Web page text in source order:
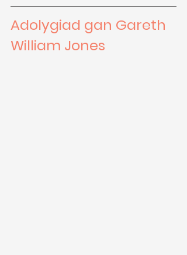
Adolygiad gan Gareth
William Jones